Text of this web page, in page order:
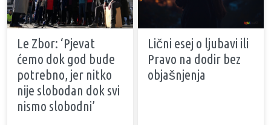
Le Zbor: ‘Pjevat
ćemo dok god bude
potrebno, jer nitko
nije slobodan dok svi
nismo slobodni’
Lični esej o ljubavi ili
Pravo na dodir bez
objašnjenja